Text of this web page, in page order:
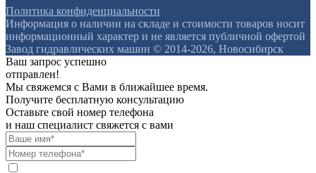
Политика конфиденциальности
Информация о наличии на складе и стоимости товаров носит
информационный характер и не является публичной офертой
Завод гидравлических машин © 2014-2026, Новосибирск
Ваш запрос успешно
отправлен!
Мы свяжемся с Вами в ближайшее время.
Получите бесплатную консультацию
Оставьте свой номер телефона
и наш специалист свяжется с вами